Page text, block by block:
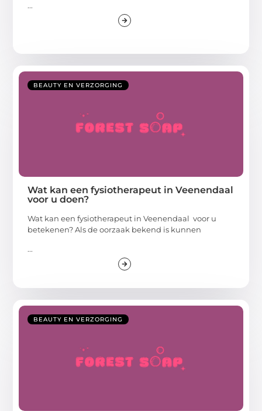
...
BEAUTY EN VERZORGING
Wat kan een fysiotherapeut in Veenendaal
voor u doen?
Wat kan een fysiotherapeut in Veenendaal voor u
betekenen? Als de oorzaak bekend is kunnen
...
BEAUTY EN VERZORGING